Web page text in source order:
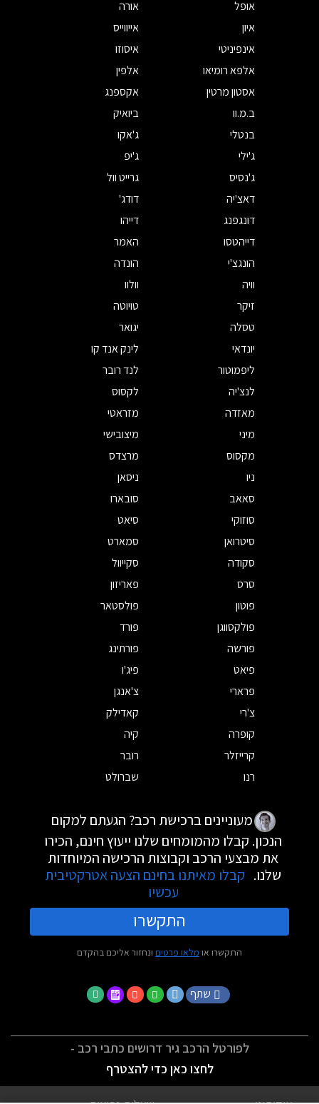
אופל
אורה
איון
אייווייס
אינפיניטי
איסוזו
אלפא רומיאו
אלפין
אסטון מרטין
אקספנג
ב.מ.וו
ביואיק
בנטלי
ג'אקו
ג'ילי
ג'יפ
ג'נסיס
גרייט וול
דאצ'יה
דודג'
דונגפנג
דייהו
דייהטסו
האמר
הונגצ'י
הונדה
וויה
וולוו
זיקר
טויוטה
טסלה
יגואר
יונדאי
לינק אנד קו
ליפמוטור
לנד רובר
לנצ'יה
לקסוס
מאזדה
מזראטי
מיני
מיצובישי
מקסוס
מרצדס
ניו
ניסאן
סאאב
סובארו
סוזוקי
סיאט
סיטרואן
סמארט
סקודה
סקייוול
סרס
פאריזון
פוטון
פולסטאר
פולקסווגן
פורד
פורשה
פורתינג
פיאט
פיג'ו
פרארי
צ'אנגן
צ'רי
קאדילק
קופרה
קיה
קרייזלר
רובר
רנו
שברולט
מעוניינים ברכישת רכב? הגעתם למקום
הנכון. קבלו מהמומחים שלנו ייעוץ חינם, הכירו
את מבצעי הרכב וקבוצות הרכישה המיוחדות
שלנו. קבלו מאיתנו בחינם הצעה אטרקטיבית
עכשיו
התקשרו
התקשרו או מלאו פרטים ונחזור אליכם בהקדם
שתף
לפורטל הרכב גיר דרושים כתבי רכב -
לחצו כאן כדי להצטרף